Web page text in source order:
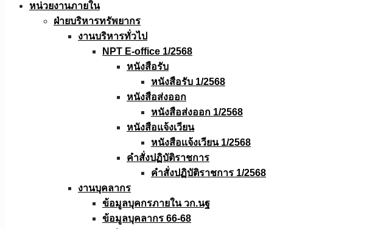
หน่วยงานภายใน
ฝ่ายบริหารทรัพยากร
งานบริหารทั่วไป
NPT E-office 1/2568
หนังสือรับ
หนังสือรับ 1/2568
หนังสือส่งออก
หนังสือส่งออก 1/2568
หนังสือแจ้งเวียน
หนังสือเเจ้งเวียน 1/2568
คำสั่งปฏิบัติราชการ
คำสั่งปฏิบัติราชการ 1/2568
งานบุคลากร
ข้อมูลบุคกรภายใน วก.นฐ
ข้อมูลบุคลากร 66-68